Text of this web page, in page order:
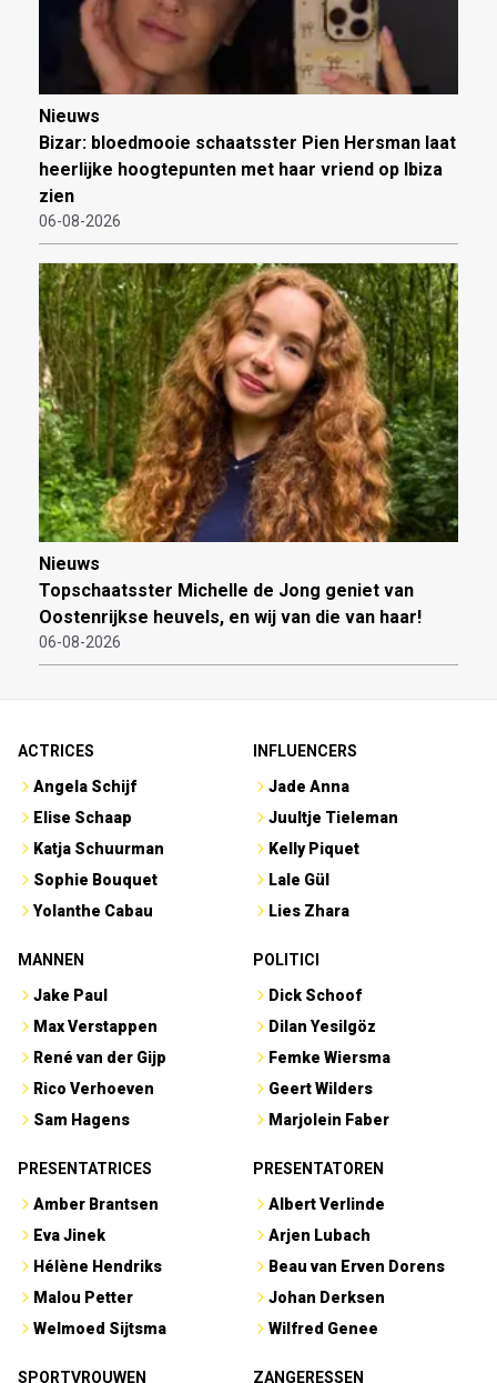
Nieuws
Bizar: bloedmooie schaatsster Pien Hersman laat
heerlijke hoogtepunten met haar vriend op Ibiza
zien
06-08-2026
Nieuws
Topschaatsster Michelle de Jong geniet van
Oostenrijkse heuvels, en wij van die van haar!
06-08-2026
ACTRICES
Angela Schijf
Elise Schaap
Katja Schuurman
Sophie Bouquet
Yolanthe Cabau
INFLUENCERS
Jade Anna
Juultje Tieleman
Kelly Piquet
Lale Gül
Lies Zhara
MANNEN
Jake Paul
Max Verstappen
René van der Gijp
Rico Verhoeven
Sam Hagens
POLITICI
Dick Schoof
Dilan Yesilgöz
Femke Wiersma
Geert Wilders
Marjolein Faber
PRESENTATRICES
Amber Brantsen
Eva Jinek
Hélène Hendriks
Malou Petter
Welmoed Sijtsma
PRESENTATOREN
Albert Verlinde
Arjen Lubach
Beau van Erven Dorens
Johan Derksen
Wilfred Genee
SPORTVROUWEN ZANGERESSEN